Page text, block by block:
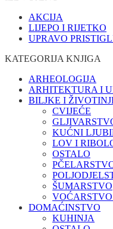
AKCIJA
LIJEPO I RIJETKO
UPRAVO
KATEGORIJA KNJIGA
ARHEOLOGIJA
ARHITEKTURA I
BILJKE I
CVIJEĆE
KUĆNI
LOV I
OSTALO
ŠUMARSTVO
DOMAĆINSTVO
KUHINJA